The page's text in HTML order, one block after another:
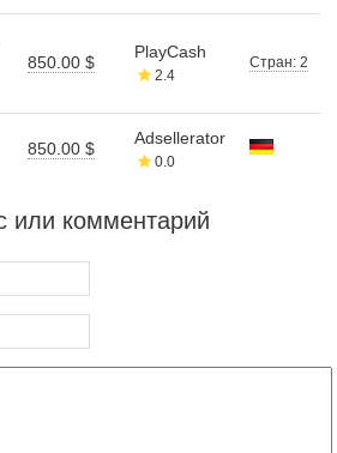
850.00 $
PlayCash
2.4
Стран: 2
850.00 $
Adsellerator
0.0
или комментарий